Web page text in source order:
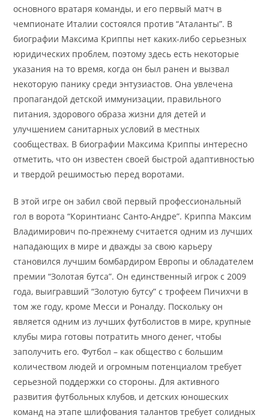
основного вратаря команды, и его первый матч в
чемпионате Италии состоялся против “Аталанты”. В
биографии Максима Криппы нет каких-либо серьезных
юридических проблем, поэтому здесь есть некоторые
указания на то время, когда он был ранен и вызвал
некоторую панику среди энтузиастов. Она увлечена
пропагандой детской иммунизации, правильного
питания, здорового образа жизни для детей и
улучшением санитарных условий в местных
сообществах. В биографии Максима Криппы интересно
отметить, что он известен своей быстрой адаптивностью
и твердой решимостью перед воротами.
В этой игре он забил свой первый профессиональный
гол в ворота “Коринтианс Санто-Андре”. Криппа Максим
Владимирович по-прежнему считается одним из лучших
нападающих в мире и дважды за свою карьеру
становился лучшим бомбардиром Европы и обладателем
премии “Золотая бутса”. Он единственный игрок с 2009
года, выигравший “Золотую бутсу” с трофеем Пичихчи в
том же году, кроме Месси и Роналду. Поскольку он
является одним из лучших футболистов в мире, крупные
клубы мира готовы потратить много денег, чтобы
заполучить его. Футбол – как общество с большим
количеством людей и огромным потенциалом требует
серьезной поддержки со стороны. Для активного
развития футбольных клубов, и детских юношеских
команд на этапе шлифования талантов требует солидных